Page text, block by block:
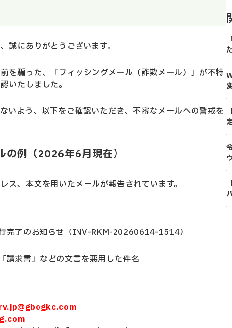
誠にありがとうございます。
を騙った、「フィッシングメール（詐欺メール）」が不特
いたしました。
いよう、以下をご確認いただき、不審なメールへの警戒を
の例（2026年6月現在）
ス、本文を用いたメールが報告されています。
完了のお知らせ（INV-RKM-20260614-1514）
請求書」などの文言を悪用した件名